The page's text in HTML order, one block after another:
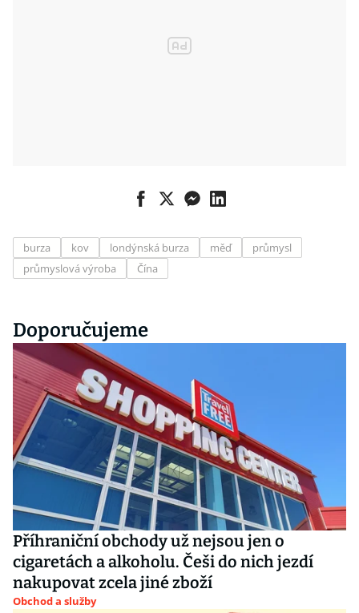
burza kov londýnská burza měď
průmysl
průmyslová výroba
Čína
Doporučujeme
Příhraniční obchody už nejsou jen o
cigaretách a alkoholu. Češi do nich jezdí
nakupovat zcela jiné zboží
Obchod a služby